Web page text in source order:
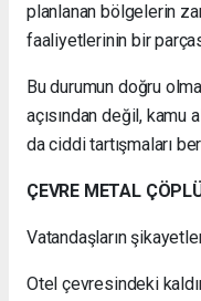
planlanan bölgelerin
faaliyetlerinin bir
Bu durumun doğru
açısından değil, kamu
da ciddi tartışmaları
ÇEVRE METAL
Vatandaşların
Otel çevresindeki